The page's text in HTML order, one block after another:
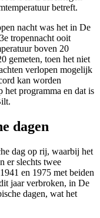
betreft.
nacht was het in De
tropennacht ooit
boven 20
gemeten, toen het niet
verlopen mogelijk
kan worden
het programma en dat is
dagen
dag op rij, waarbij het
er slechts twee
en 1975 met beiden
jaar verbroken, in De
dagen, wat het